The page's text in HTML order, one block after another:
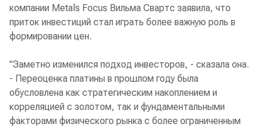
компании Metals Focus Вильма Свартс заявила, что
приток инвестиций стал играть более важную роль в
формировании цен.
"Заметно изменился подход инвесторов, - сказала она.
- Переоценка платины в прошлом году была
обусловлена как стратегическим накоплением и
корреляцией с золотом, так и фундаментальными
факторами физического рынка с более ограниченным